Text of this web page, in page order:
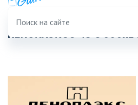
Экструзионный
ПЕНОПЛЭКС® 45 С